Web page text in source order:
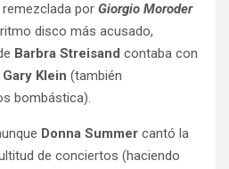
por Giorgio Moroder
disco más acusado,
Barbra Streisand contaba con
Gary Klein (también
bombástica).
Donna Summer cantó la
de conciertos (haciendo